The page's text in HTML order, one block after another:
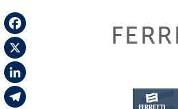
Facebook
X
LinkedIn